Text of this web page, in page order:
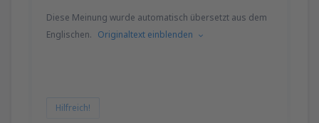
Diese Meinung wurde automatisch übersetzt aus dem
Englischen. Originaltext einblenden
Hilfreich!